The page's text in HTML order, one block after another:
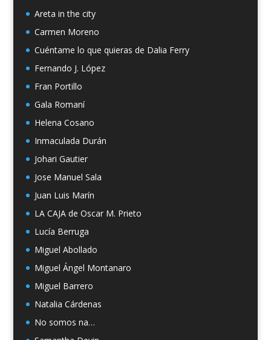
Areta in the city
Carmen Moreno
Cuéntame lo que quieras de Dalia Ferry
Fernando J. López
Fran Portillo
Gala Romaní
Helena Cosano
Inmaculada Durán
Johari Gautier
Jose Manuel Sala
Juan Luis Marín
LA CAJA de Oscar M. Prieto
Lucía Berruga
Miguel Abollado
Miguel Ángel Montanaro
Miguel Barrero
Natalia Cárdenas
No somos na…